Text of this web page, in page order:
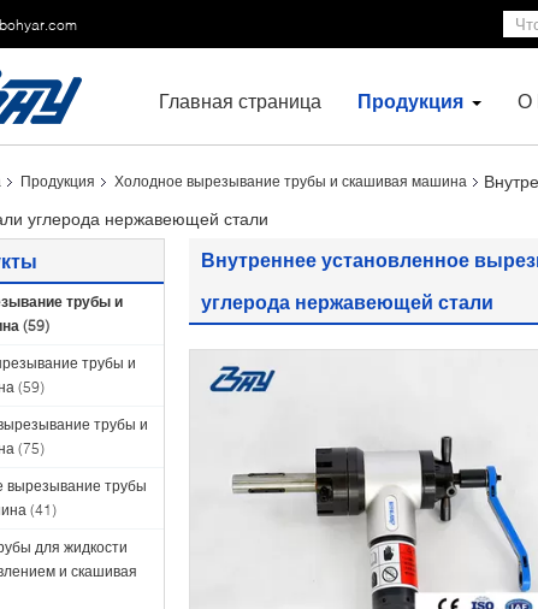
Главная страница Продукция О
Продукция Холодное вырезывание трубы и скашивая машина
углерода нержавеющей стали
трубы и
(59)
трубы и
(59)
трубы и
(75)
вырезывание трубы
(41)
для жидкости
и скашивая
Внутреннее установленное
углерода нержавеющей стали